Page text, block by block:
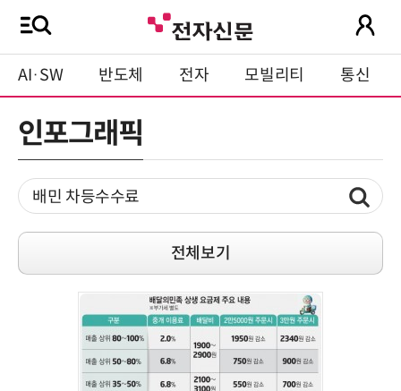
AI·SW 반도체 전자 모빌리티 통신
인포그래픽
전체보기